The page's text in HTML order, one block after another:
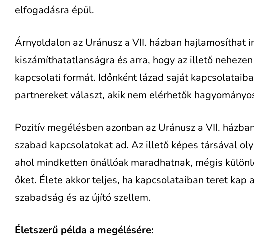
elfogadásra épül.
Árnyoldalon az Uránusz a VII. házban hajlamosíthat
kiszámíthatatlanságra és arra, hogy az illető
kapcsolati formát. Időnként lázad saját
partnereket választ, akik nem elérhetők
Pozitív megélésben azonban az Uránusz a VII.
szabad kapcsolatokat ad. Az illető képes társával
ahol mindketten önállóak maradhatnak, mégis
őket. Élete akkor teljes, ha kapcsolataiban teret kap
szabadság és az újító szellem.
Életszerű példa a megélésére: